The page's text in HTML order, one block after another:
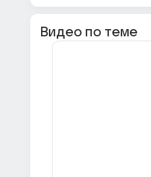
Видео по теме